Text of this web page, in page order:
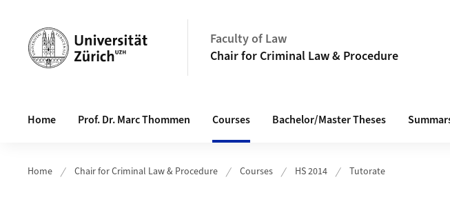
Faculty of Law
Chair for Criminal Law & Procedure
Home Prof. Dr. Marc Thommen Courses Bachelor/Master Theses
Home Chair for Criminal Law & Procedure Courses HS 2014 Tutorate